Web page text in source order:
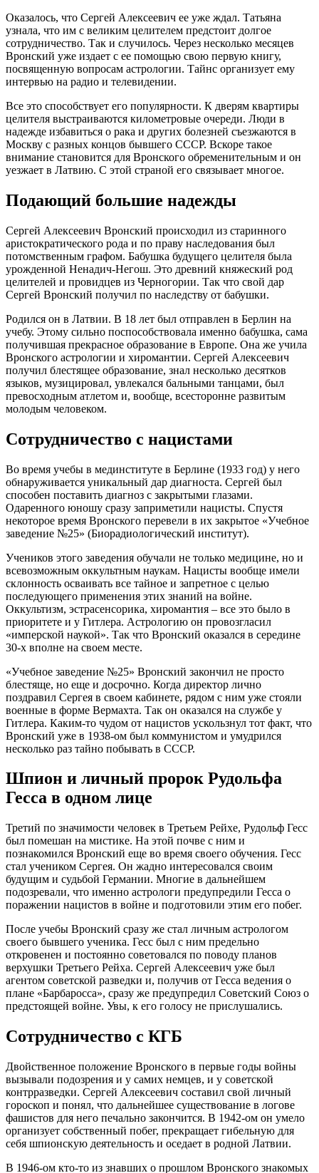
Оказалось, что Сергей Алексеевич ее уже ждал. Татьяна
узнала, что им с великим целителем предстоит долгое
сотрудничество. Так и случилось. Через несколько месяцев
Вронский уже издает с ее помощью свою первую книгу,
посвященную вопросам астрологии. Тайнс организует ему
интервью на радио и телевидении.
Все это способствует его популярности. К дверям квартиры
целителя выстраиваются километровые очереди. Люди в
надежде избавиться о рака и других болезней съезжаются в
Москву с разных концов бывшего СССР. Вскоре такое
внимание становится для Вронского обременительным и он
уезжает в Латвию. С этой страной его связывает многое.
Подающий большие надежды
Сергей Алексеевич Вронский происходил из старинного
аристократического рода и по праву наследования был
потомственным графом. Бабушка будущего целителя была
урожденной Ненадич-Негош. Это древний княжеский род
целителей и провидцев из Черногории. Так что свой дар
Сергей Вронский получил по наследству от бабушки.
Родился он в Латвии. В 18 лет был отправлен в Берлин на
учебу. Этому сильно поспособствовала именно бабушка, сама
получившая прекрасное образование в Европе. Она же учила
Вронского астрологии и хиромантии. Сергей Алексеевич
получил блестящее образование, знал несколько десятков
языков, музицировал, увлекался бальными танцами, был
превосходным атлетом и, вообще, всесторонне развитым
молодым человеком.
Сотрудничество с нацистами
Во время учебы в мединституте в Берлине (1933 год) у него
обнаруживается уникальный дар диагноста. Сергей был
способен поставить диагноз с закрытыми глазами.
Одаренного юношу сразу заприметили нацисты. Спустя
некоторое время Вронского перевели в их закрытое «Учебное
заведение №25» (Биорадиологический институт).
Учеников этого заведения обучали не только медицине, но и
всевозможным оккультным наукам. Нацисты вообще имели
склонность осваивать все тайное и запретное с целью
последующего применения этих знаний на войне.
Оккультизм, эстрасенсорика, хиромантия – все это было в
приоритете и у Гитлера. Астрологию он провозгласил
«имперской наукой». Так что Вронский оказался в середине
30-х вполне на своем месте.
«Учебное заведение №25» Вронский закончил не просто
блестяще, но еще и досрочно. Когда директор лично
поздравил Сергея в своем кабинете, рядом с ним уже стояли
военные в форме Вермахта. Так он оказался на службе у
Гитлера. Каким-то чудом от нацистов ускользнул тот факт, что
Вронский уже в 1938-ом был коммунистом и умудрился
несколько раз тайно побывать в СССР.
Шпион и личный пророк Рудольфа
Гесса в одном лице
Третий по значимости человек в Третьем Рейхе, Рудольф Гесс
был помешан на мистике. На этой почве с ним и
познакомился Вронский еще во время своего обучения. Гесс
стал учеником Сергея. Он жадно интересовался своим
будущим и судьбой Германии. Многие в дальнейшем
подозревали, что именно астрологи предупредили Гесса о
поражении нацистов в войне и подготовили этим его побег.
После учебы Вронский сразу же стал личным астрологом
своего бывшего ученика. Гесс был с ним предельно
откровенен и постоянно советовался по поводу планов
верхушки Третьего Рейха. Сергей Алексеевич уже был
агентом советской разведки и, получив от Гесса ведения о
плане «Барбаросса», сразу же предупредил Советский Союз о
предстоящей войне. Увы, к его голосу не прислушались.
Сотрудничество с КГБ
Двойственное положение Вронского в первые годы войны
вызывали подозрения и у самих немцев, и у советской
контрразведки. Сергей Алексеевич составил свой личный
гороскоп и понял, что дальнейшее существование в логове
фашистов для него печально закончится. В 1942-ом он умело
организует собственный побег, прекращает гибельную для
себя шпионскую деятельность и оседает в родной Латвии.
В 1946-ом кто-то из знавших о прошлом Вронского знакомых